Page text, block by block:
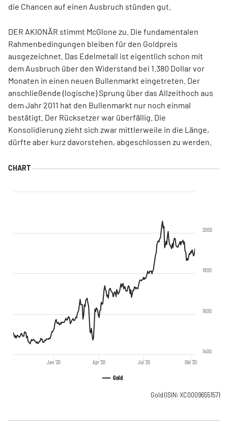
die Chancen auf einen Ausbruch stünden gut.
DER AKIONÄR stimmt McGlone zu. Die fundamentalen
Rahmenbedingungen bleiben für den Goldpreis
ausgezeichnet. Das Edelmetall ist eigentlich schon mit
dem Ausbruch über den Widerstand bei 1.380 Dollar vor
Monaten in einen neuen Bullenmarkt eingetreten. Der
anschließende (logische) Sprung über das Allzeithoch aus
dem Jahr 2011 hat den Bullenmarkt nur noch einmal
bestätigt. Der Rücksetzer war überfällig. Die
Konsolidierung zieht sich zwar mittlerweile in die Länge,
dürfte aber kurz davorstehen, abgeschlossen zu werden.
Gold
Jan '20 Jul '20
Apr '20 Okt '20
1400
1600
1800
2000
Gold (ISIN: XC0009655157)